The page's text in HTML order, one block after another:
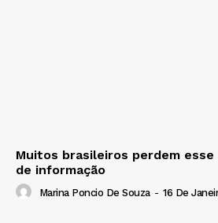
Muitos brasileiros perdem
de informação
Marina Poncio De Souza - 16 De